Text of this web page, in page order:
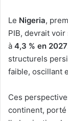
Le Nigeria,
PIB, devrait
à 4,3 % en 2027
structurels
faible, oscillant
Ces
continent, porté